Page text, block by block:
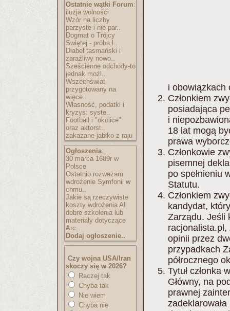
Ostatnie wątki Forum:
iluzja wolności
Wzór na liczby
parzyste i nie par..
Dogmat o Trójcy
Świętej - próba l..
Diabeł tasmański i
zaraźliwy nowo..
Sześcienne odchody-to
jednak możl..
Wszechświat
przygotowany na
więce..
Własność, podatki i
kryzys: syste..
Football i "okolice"
oraz aktorst..
zakazane jabłko z raju
Ogłoszenia:
30 marca 1689r w
Polsce
Ostatnio rozważam
wdrożenie Symfonii w
chmu..
Jakie są rzeczywiste
koszty wdrożenia AI
dobre szkolenia lub
materiały dotyczące
Arc..
Dodaj ogłoszenie..
Czy wojna USA/Iran
skoczy się w 2026?
Raczej tak
Chyba tak
Nie wiem
Chyba nie
i obowiązkach
Członkiem
posiadająca
i
18 lat mogą
prawa
Członkowie
pisemnej
po spełnieniu
Statutu.
Członkiem
kandydat,
Zarządu. Jeśli
opinii przez
przypadkach
półrocznego
Tytuł członka
Główny, na
prawnej